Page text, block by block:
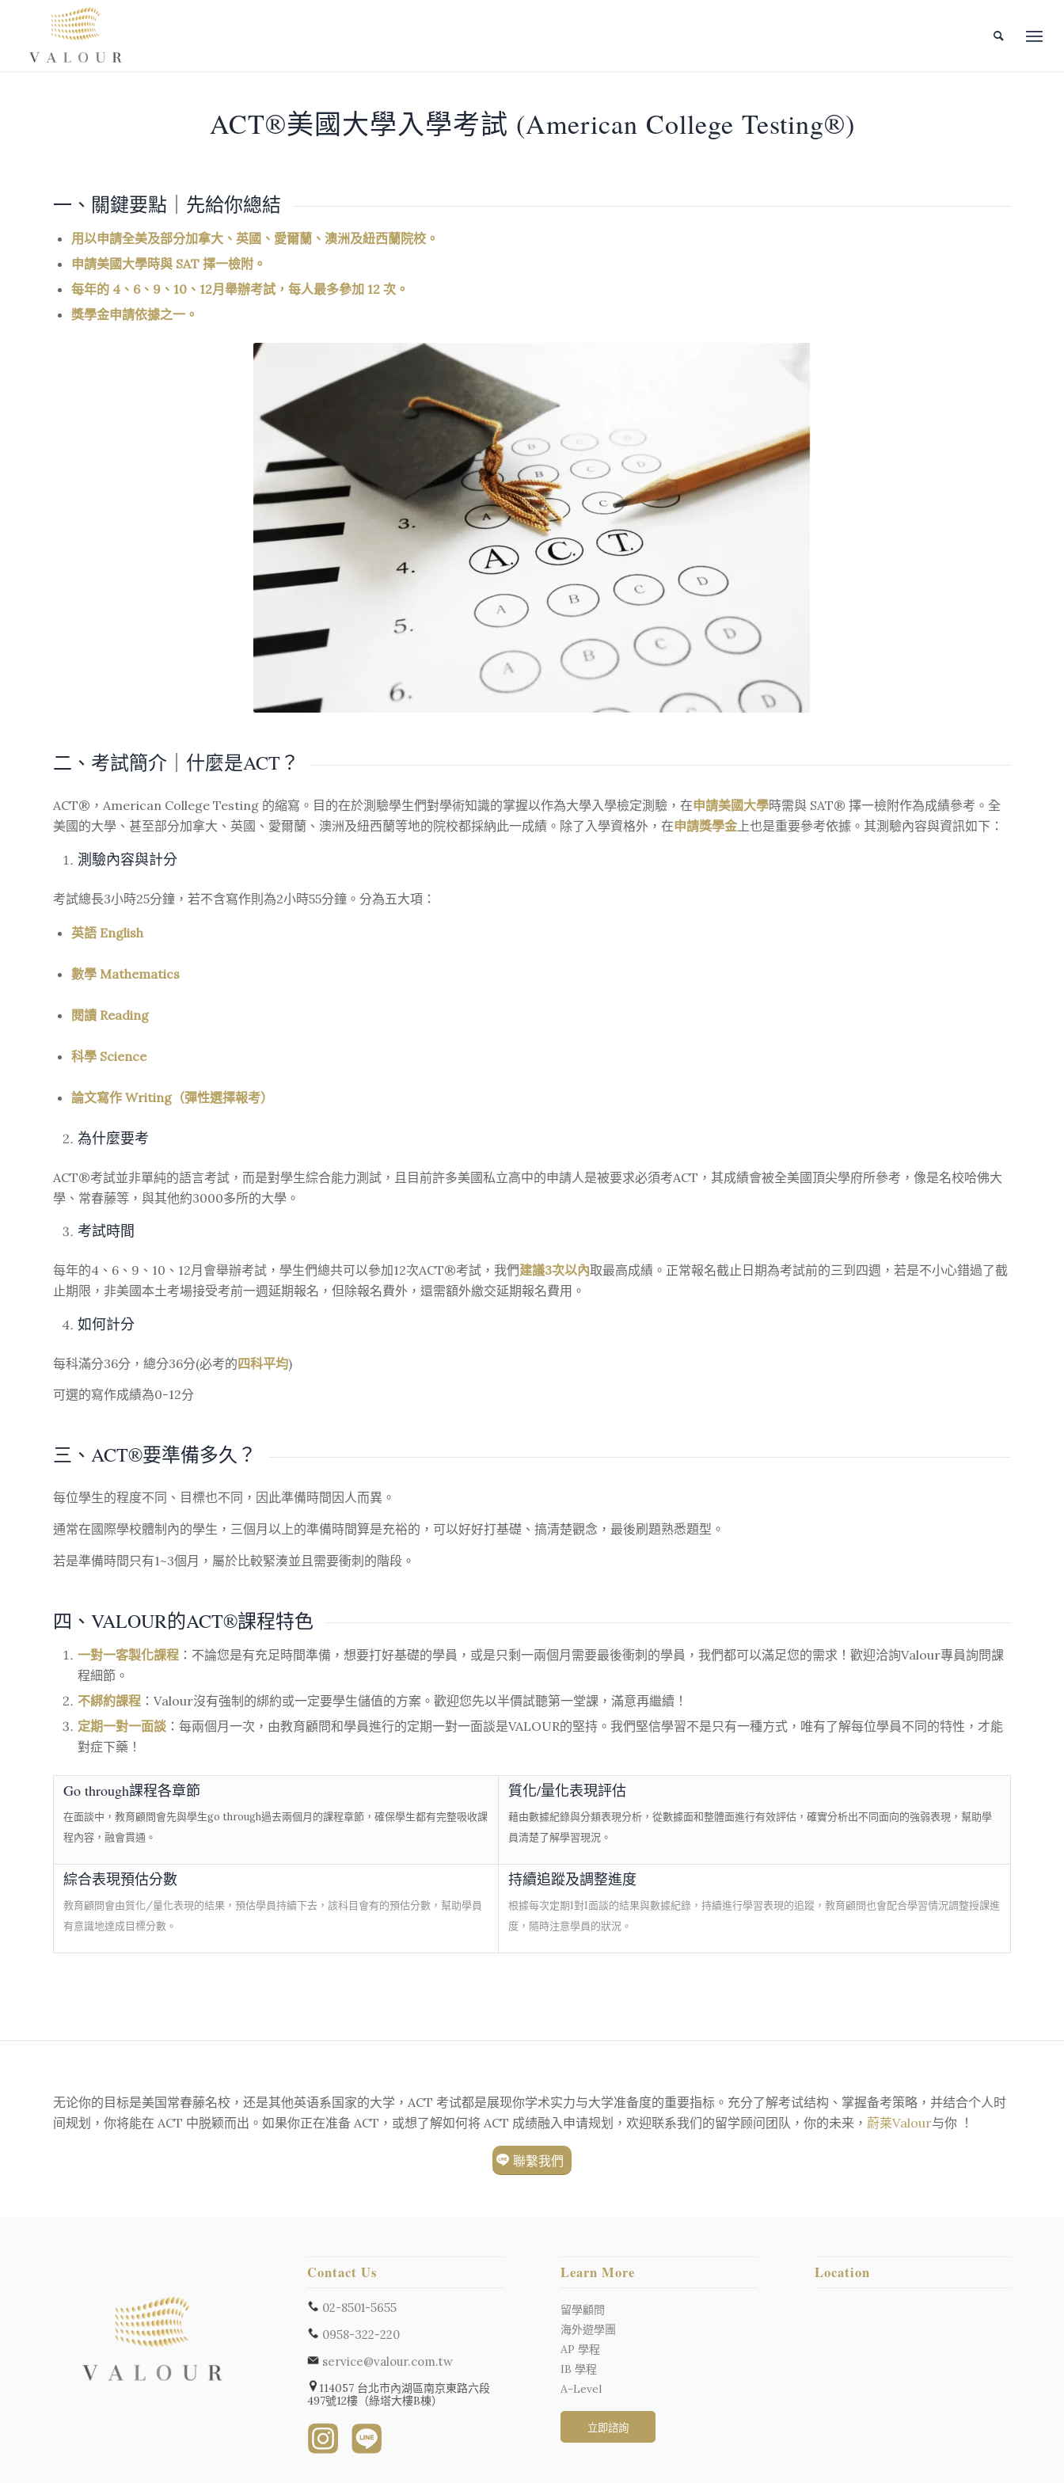
ACT®美國大學入學考試 (American College Testing®)
一、關鍵要點｜先給你總結
用以申請全美及部分加拿大、英國、愛爾蘭、澳洲及紐西蘭院校。
申請美國大學時與 SAT 擇一檢附。
每年的 4、6、9、10、12月舉辦考試，每人最多參加 12 次。
獎學金申請依據之一。
二、考試簡介｜什麼是ACT？
ACT® ，American College Testing 的縮寫。目的在於測驗學生們對學術知識的掌握以作為大學入學檢定測驗，在申請美國大學時需與 SAT® 擇一檢附作為成績參考。全
美國的大學、甚至部分加拿大、英國、愛爾蘭、澳洲及紐西蘭等地的院校都採納此一成績。除了入學資格外，在申請獎學金上也是重要參考依據。其測驗內容與資訊如下：
測驗內容與計分
考試總長3小時25分鐘，若不含寫作則為2小時55分鐘。 分為五大項：
英語 English
數學 Mathematics
閱讀 Reading
科學 Science
論文寫作 Writing（彈性選擇報考）
為什麼要考
ACT®考試並非單純的語言考試，而是對學生綜合能力測試，且目前許多美國私立高中的申請人是被要求必須考ACT，其成績會被全美國頂尖學府所參考，像是名校哈佛大
學、常春藤等，與其他約3000多所的大學。
考試時間
每年的4、6、9、10、12月會舉辦考試，學生們總共可以參加12次ACT®考試，我們建議3次以內取最高成績。正常報名截止日期為考試前的三到四週，若是不小心錯過了截
止期限，非美國本土考場接受考前一週延期報名，但除報名費外，還需額外繳交延期報名費用。
如何計分
每科滿分36分，總分36分(必考的四科平均)
可選的寫作成績為0-12分
三、ACT®要準備多久？
每位學生的程度不同、目標也不同，因此準備時間因人而異。
通常在國際學校體制內的學生，三個月以上的準備時間算是充裕的，可以好好打基礎、搞清楚觀念，最後刷題熟悉題型。
若是準備時間只有1~3個月，屬於比較緊湊並且需要衝刺的階段。
四、VALOUR的ACT®課程特色
一對一客製化課程 ：不論您是有充足時間準備，想要打好基礎的學員，或是只剩一兩個月需要最後衝刺的學員，我們都可以滿足您的需求！歡迎洽詢Valour專員詢問課
程細節。
不綁約課程 ：Valour沒有強制的綁約或一定要學生儲值的方案。歡迎您先以半價試聽第一堂課，滿意再繼續！
定期一對一面談 ： 每兩個月一次，由教育顧問和學員進行的定期一對一面談是VALOUR的堅持。我們堅信學習不是只有一種方式，唯有了解每位學員不同的特性，才能
對症下藥！
Go through課程各章節
在面談中，教育顧問會先與學生go through過去兩個月的課程章節，確保學生都有完整吸收課
程內容，融會貫通。
質化/量化表現評估
藉由數據紀錄與分類表現分析，從數據面和整體面進行有效評估，確實分析出不同面向的強弱表現，幫助學
員清楚了解學習現況。
綜合表現預估分數
教育顧問會由質化/量化表現的結果，預估學員持續下去，該科目會有的預估分數，幫助學員
有意識地達成目標分數。
持續追蹤及調整進度
根據每次定期1對1面談的結果與數據紀錄，持續進行學習表現的追蹤，教育顧問也會配合學習情況調整授課進
度，隨時注意學員的狀況。
无论你的目标是美国常春藤名校，还是其他英语系国家的大学，ACT 考试都是展现你学术实力与大学准备度的重要指标。充分了解考试结构、掌握备考策略，并结合个人时
间规划，你将能在 ACT 中脱颖而出。如果你正在准备 ACT，或想了解如何将 ACT 成绩融入申请规划，欢迎联系我们的留学顾问团队，你的未来， 蔚莱Valour与你 ！
聯繫我們
Contact Us
02-8501-5655
0958-322-220
service@valour.com.tw
114057 台北市內湖區南京東路六段
497號12樓（綠塔大樓B棟）
Learn More
留學顧問
海外遊學團
AP 學程
IB 學程
A-Level
Location